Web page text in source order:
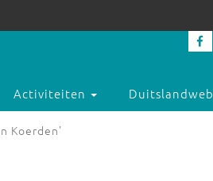
Activiteiten Duitslandweb
Koerden'